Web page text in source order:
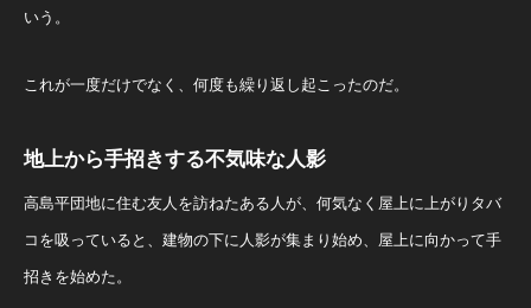
いう。
これが一度だけでなく、何度も繰り返し起こったのだ。
地上から手招きする不気味な人影
高島平団地に住む友人を訪ねたある人が、何気なく屋上に上がりタバ
コを吸っていると、建物の下に人影が集まり始め、屋上に向かって手
招きを始めた。